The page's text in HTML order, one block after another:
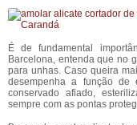
É de fundamental
Barcelona, entenda que no
para unhas. Caso queira
desempenha a função
conservado afiado,
sempre com as pontas